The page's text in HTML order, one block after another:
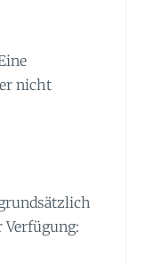
nicht
Verfügung: